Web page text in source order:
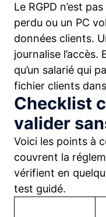
Le RGPD n’est
perdu ou un PC
données clients.
journalise
qu’un salarié qui
fichier clients
Checklist
valider
Voici les points à
couvrent la
vérifient en
test guidé.